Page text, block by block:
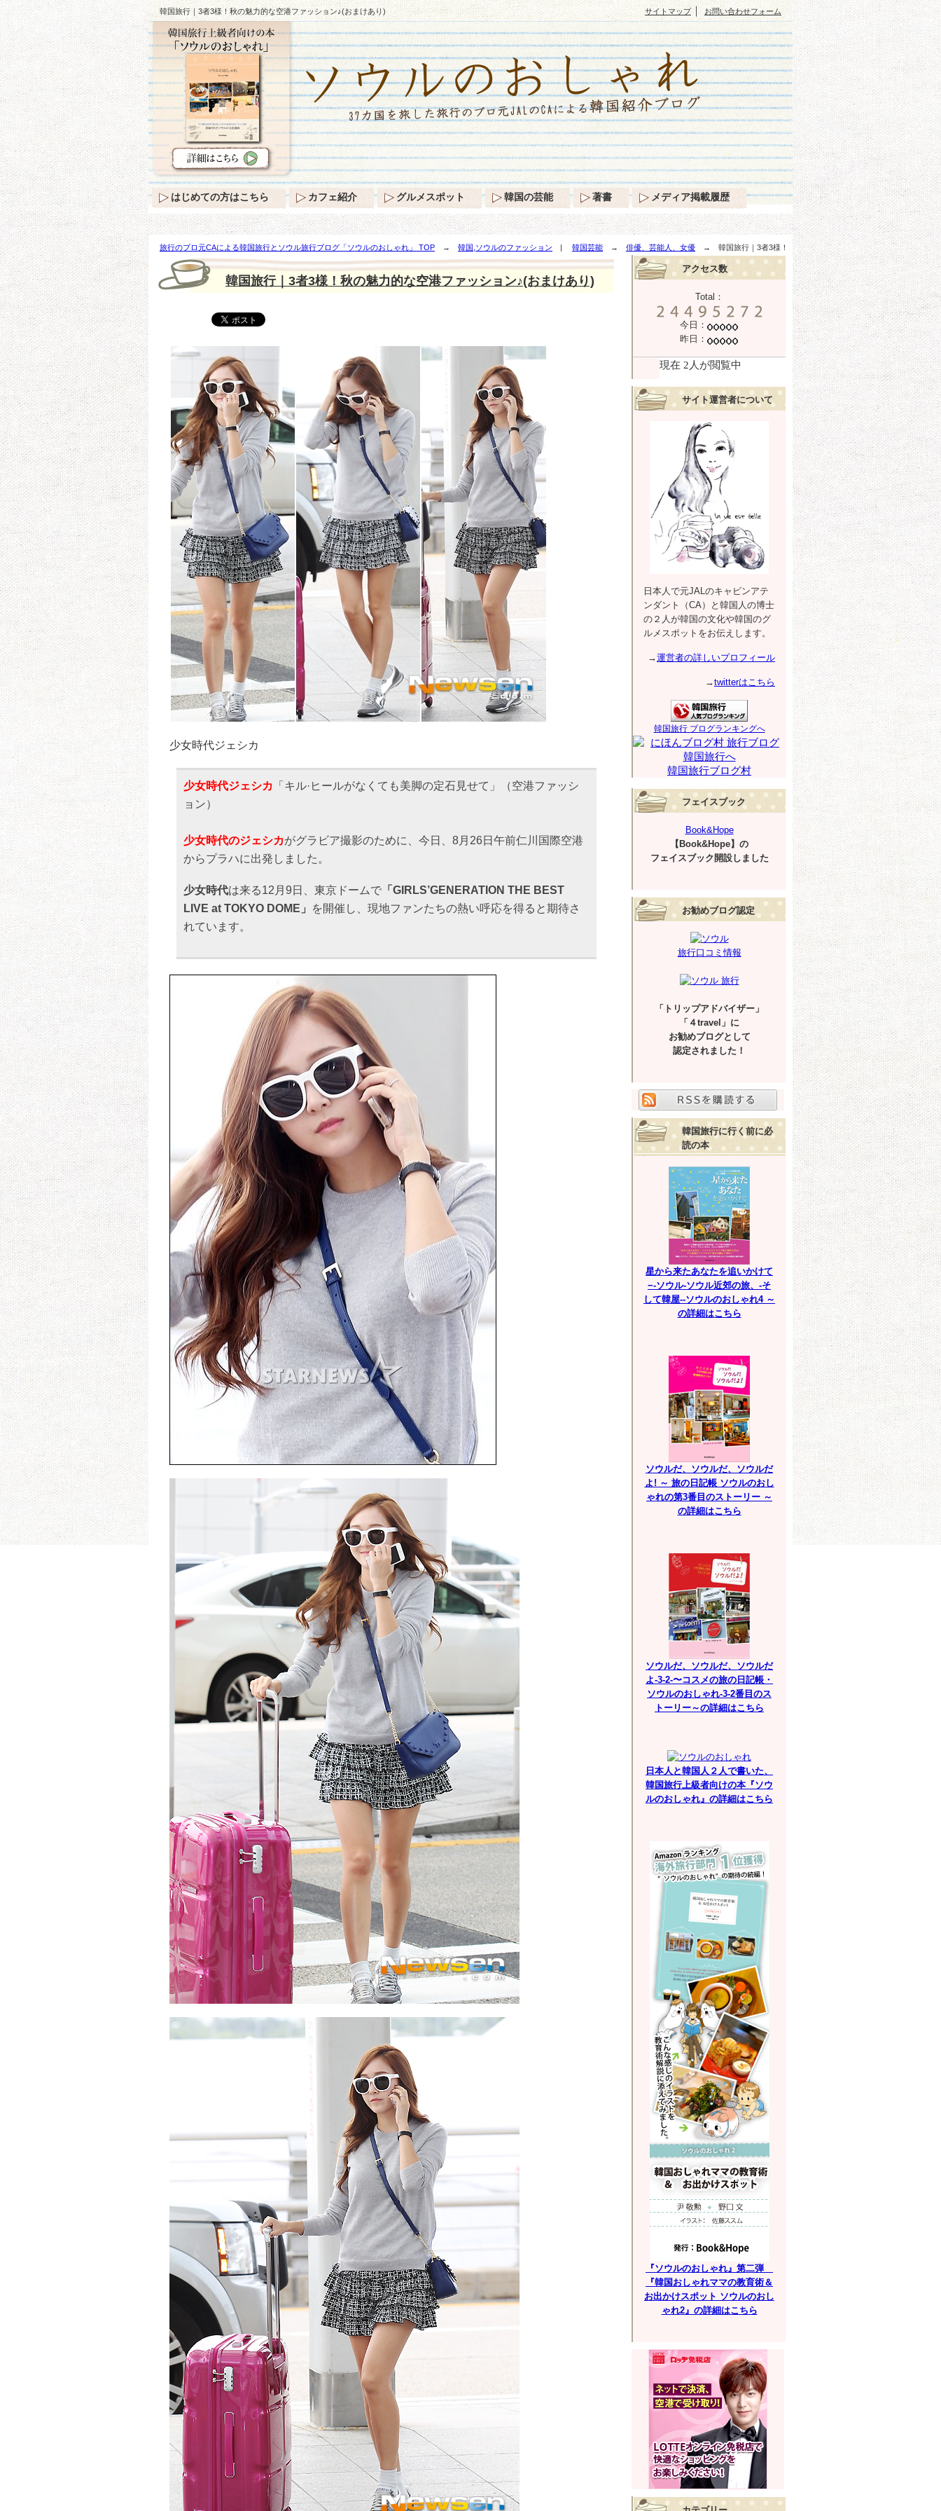
韓国旅行｜3者3様！秋の魅力的な空港ファッション♪(おまけあり)
旅行のプロ元CAによる韓国旅行とソウル旅行ブログ「ソウルのおしゃれ」 TOP → 韓国,ソウルのファッション | 韓国芸能 → 俳優、芸能人、女優 → 韓国旅行｜3者3様！
秋の魅力的な空港ファッション♪(おまけあり)
韓国旅行｜3者3様！秋の魅力的な空港ファッション♪(おまけあり)
少女時代ジェシカ
少女時代ジェシカ 「キル·ヒールがなくても美脚の定石見せて」（空港ファッシ
ョン）
少女時代のジェシカがグラビア撮影のために、今日、8月26日午前仁川国際空港
からプラハに出発しました。
少女時代は来る12月9日、東京ドームで 「GIRLS’GENERATION THE BEST
LIVE at TOKYO DOME」
を開催し、現地ファンたちの熱い呼応を得ると期待さ
れています。
アクセス数
Total：
今日：
昨日：
サイト運営者について
日本人で元JALのキャビンアテ
ンダント（CA）と韓国人の博士
の２人が韓国の文化や韓国のグ
ルメスポットをお伝えします。
→運営者の詳しいプロフィール
→twitterはこちら
韓国旅行 ブログランキングへ
韓国旅行ブログ村
フェイスブック
Book&Hope
【Book&Hope】の
フェイスブック開設しました
お勧めブログ認定
旅行口コミ情報
「トリップアドバイザー」
「４travel」に
お勧めブログとして
認定されました！
韓国旅行に行く前に必
読の本
星から来たあなたを追いかけて
−-ソウル-ソウル近郊の旅、-そ
して韓屋--ソウルのおしゃれ4 ～
の詳細はこちら
ソウルだ、ソウルだ、ソウルだ
よ! ～ 旅の日記帳 ソウルのおし
ゃれの第3番目のストーリー ～
の詳細はこちら
ソウルだ、ソウルだ、ソウルだ
よ-3-2-〜コスメの旅の日記帳・
ソウルのおしゃれ-3-2番目のス
トーリー～の詳細はこちら
日本人と韓国人２人で書いた、
韓国旅行上級者向けの本『ソウ
ルのおしゃれ』の詳細はこちら
『ソウルのおしゃれ』第二弾
『韓国おしゃれママの教育術＆
お出かけスポット ソウルのおし
ゃれ2』の詳細はこちら
サイトマップ｜ お問い合わせフォーム
はじめての方はこちら カフェ紹介 グルメスポット 韓国の芸能 著書 メディア掲載履歴